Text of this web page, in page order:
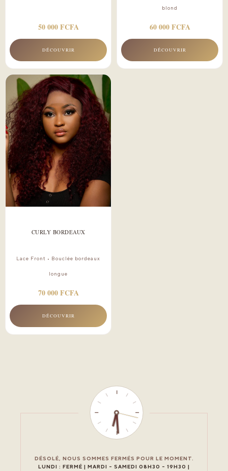
50 000 FCFA
DÉCOUVRIR
blond
60 000 FCFA
DÉCOUVRIR
CURLY BORDEAUX
Lace Front • Bouclée bordeaux
longue
70 000 FCFA
DÉCOUVRIR
DÉSOLÉ, NOUS SOMMES FERMÉS POUR LE MOMENT.
LUNDI : FERMÉ | MARDI - SAMEDI 08H30 – 19H30 |